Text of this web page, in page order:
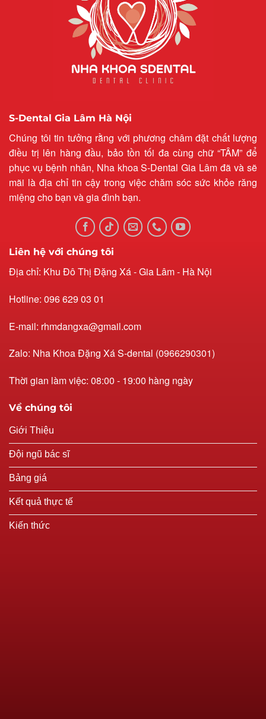
S-Dental Gia Lâm Hà Nội
Chúng tôi tin tưởng rằng với phương châm đặt chất lượng
điều trị lên hàng đầu, bảo tồn tối đa cùng chữ “TÂM” để
phục vụ bệnh nhân, Nha khoa S-Dental Gia Lâm đã và sẽ
mãi là địa chỉ tin cậy trong việc chăm sóc sức khỏe răng
miệng cho bạn và gia đình bạn.
Liên hệ với chúng tôi
Địa chỉ: Khu Đô Thị Đặng Xá - Gia Lâm - Hà Nội
Hotline: 096 629 03 01
E-mail: rhmdangxa@gmail.com
Zalo: Nha Khoa Đặng Xá S-dental (0966290301)
Thời gian làm việc: 08:00 - 19:00 hàng ngày
Về chúng tôi
Giới Thiệu
Đội ngũ bác sĩ
Bảng giá
Kết quả thực tế
Kiến thức